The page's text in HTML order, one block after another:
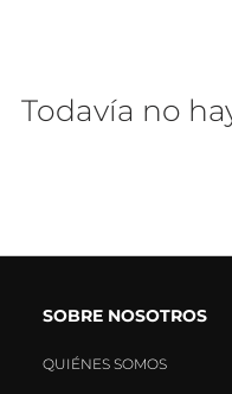
Todavía no
SOBRE NOSOTROS
QUIÉNES SOMOS